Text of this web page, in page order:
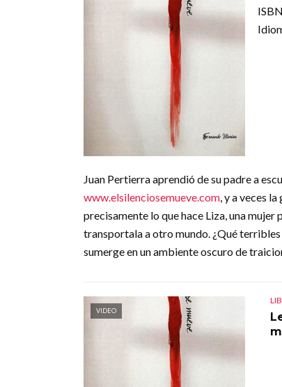
ISBN
Juan Pertierra aprendió de su padre a
www.elsilenciosemueve.com, y a veces
precisamente lo que hace Liza, una
transportala a otro mundo. ¿Qué terribles
sumerge en un ambiente oscuro de
VIDEO